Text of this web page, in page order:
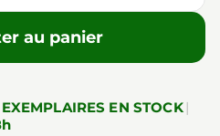
au panier
EN STOCK |